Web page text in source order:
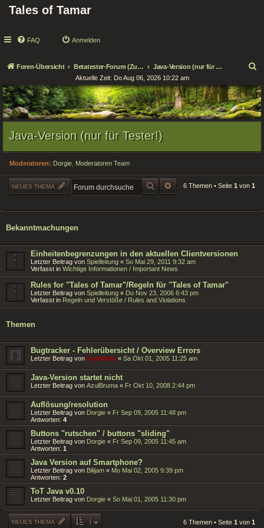
Tales of Tamar
FAQ Anmelden
Foren-Übersicht Betatester-Forum (Zugang nur für Tester!) Java-Version (nur für Tester!)
c
h
e
Aktuelle Zeit: Do Aug 06, 2026 10:22 am
Java-Version (nur für Tester!)
Moderatoren: Dorgie Moderatoren Team
NEUES THEMA SUCHE ERWEITERTE SUCHE
6 Themen • Seite 1 von 1
Bekanntmachungen
Einheitenbegrenzungen in den aktuellen Clientversionen
Letzter Beitrag von Spielleitung « So Mai 29, 2011 9:32 am
Verfasst in Wichtige Informationen / Important News
Rules for "Tales of Tamar"/Regeln für "Tales of Tamar"
Letzter Beitrag von Spielleitung « Do Nov 23, 2006 6:43 pm
Verfasst in Regeln und Verstöße / Rules and Violations
Themen
Bugtracker - Fehlerübersicht / Overview Errors
Letzter Beitrag von Godefroy « Sa Okt 01, 2005 11:25 am
Java-Version startet nicht
Letzter Beitrag von AzulBruma « Fr Okt 10, 2008 2:44 pm
Auflösung/resolution
Letzter Beitrag von Dorgie « Fr Sep 09, 2005 11:48 pm
Antworten: 4
Buttons "rutschen" / buttons "sliding"
Letzter Beitrag von Dorgie « Fr Sep 09, 2005 11:45 am
Antworten: 1
Java Version auf Smartphone?
Letzter Beitrag von Bilijam « Mo Mai 02, 2005 9:39 pm
Antworten: 2
ToT Java v0.10
Letzter Beitrag von Dorgie « So Mai 01, 2005 11:30 pm
NEUES THEMA 6 Themen • Seite 1 von 1